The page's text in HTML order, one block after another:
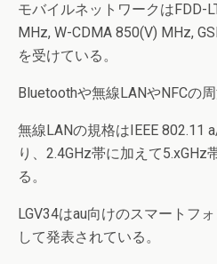
モバイルネットワークはFDD-
MHz, W-CDMA 850(V) MHz,
を受けている。
Bluetoothや無線LANやNFCの
無線LANの規格はIEEE 802.11
り、2.4GHz帯に加えて5.xGHz
る。
LGV34はau向けのスマートフォ
して発表されている。